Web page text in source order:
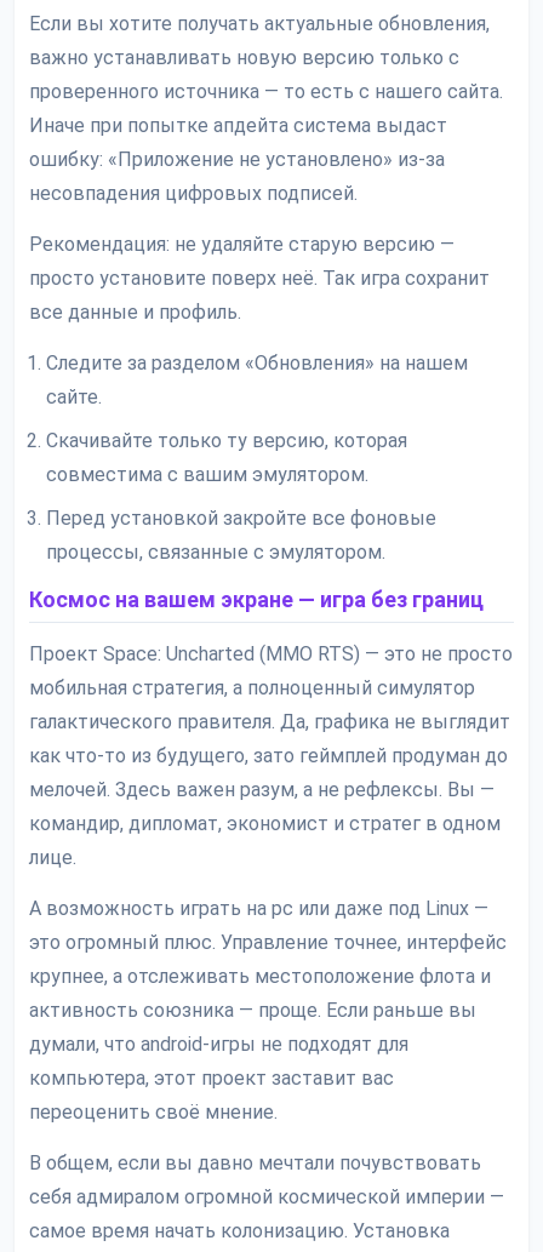
Если вы хотите получать актуальные обновления,
важно устанавливать новую версию только с
проверенного источника — то есть с нашего сайта.
Иначе при попытке апдейта система выдаст
ошибку: «Приложение не установлено» из-за
несовпадения цифровых подписей.
Рекомендация: не удаляйте старую версию —
просто установите поверх неё. Так игра сохранит
все данные и профиль.
Следите за разделом «Обновления» на нашем
сайте.
Скачивайте только ту версию, которая
совместима с вашим эмулятором.
Перед установкой закройте все фоновые
процессы, связанные с эмулятором.
Космос на вашем экране — игра без границ
Проект Space: Uncharted (MMO RTS) — это не просто
мобильная стратегия, а полноценный симулятор
галактического правителя. Да, графика не выглядит
как что-то из будущего, зато геймплей продуман до
мелочей. Здесь важен разум, а не рефлексы. Вы —
командир, дипломат, экономист и стратег в одном
лице.
А возможность играть на pc или даже под Linux —
это огромный плюс. Управление точнее, интерфейс
крупнее, а отслеживать местоположение флота и
активность союзника — проще. Если раньше вы
думали, что android-игры не подходят для
компьютера, этот проект заставит вас
переоценить своё мнение.
В общем, если вы давно мечтали почувствовать
себя адмиралом огромной космической империи —
самое время начать колонизацию. Установка